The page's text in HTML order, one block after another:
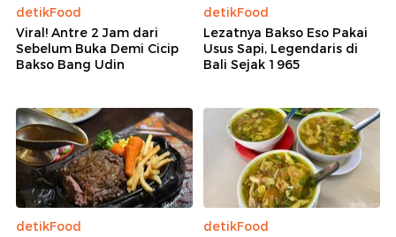
detikFood
Viral! Antre 2 Jam dari
Sebelum Buka Demi Cicip
Bakso Bang Udin
detikFood
Lezatnya Bakso Eso Pakai
Usus Sapi, Legendaris di
Bali Sejak 1965
detikFood
detikFood